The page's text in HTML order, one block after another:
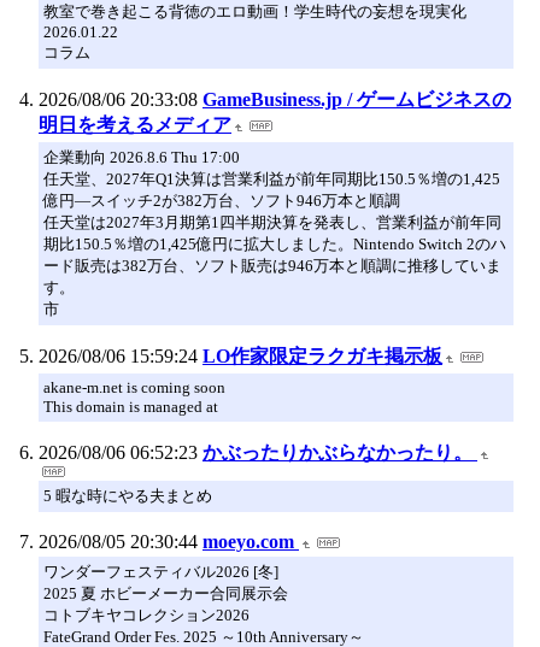
教室で巻き起こる背徳のエロ動画！学生時代の妄想を現実化
2026.01.22
コラム
2026/08/06 20:33:08 GameBusiness.jp / ゲームビジネスの
明日を考えるメディア
企業動向 2026.8.6 Thu 17:00
任天堂、2027年Q1決算は営業利益が前年同期比150.5％増の1,425
億円―スイッチ2が382万台、ソフト946万本と順調
任天堂は2027年3月期第1四半期決算を発表し、営業利益が前年同
期比150.5％増の1,425億円に拡大しました。Nintendo Switch 2のハ
ード販売は382万台、ソフト販売は946万本と順調に推移していま
す。
市
2026/08/06 15:59:24 LO作家限定ラクガキ掲示板
akane-m.net is coming soon
This domain is managed at
2026/08/06 06:52:23 かぶったりかぶらなかったり。
5 暇な時にやる夫まとめ
2026/08/05 20:30:44 moeyo.com
ワンダーフェスティバル2026 [冬]
2025 夏 ホビーメーカー合同展示会
コトブキヤコレクション2026
FateGrand Order Fes. 2025 ～10th Anniversary～